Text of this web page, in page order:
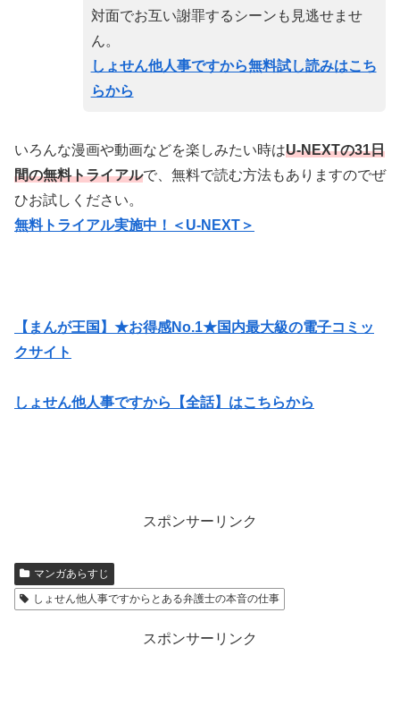
対面でお互い謝罪するシーンも見逃せませ
ん。
しょせん他人事ですから無料試し読みはこち
らから
いろんな漫画や動画などを楽しみたい時はU-NEXTの31日
間の無料トライアルで、無料で読む方法もありますのでぜ
ひお試しください。
無料トライアル実施中！＜U-NEXT＞
【まんが王国】★お得感No.1★国内最大級の電子コミッ
クサイト
しょせん他人事ですから【全話】はこちらから
スポンサーリンク
マンガあらすじ
しょせん他人事ですからとある弁護士の本音の仕事
スポンサーリンク